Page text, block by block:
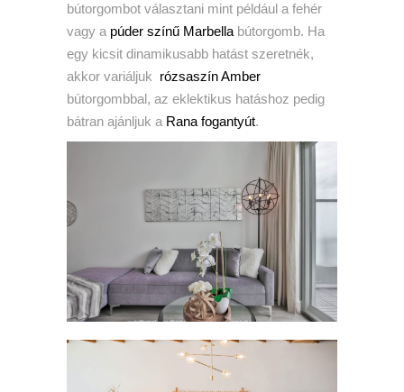
bútorgombot választani mint például a fehér
vagy a púder színű Marbella bútorgomb. Ha
egy kicsit dinamikusabb hatást szeretnék,
akkor variáljuk rózsaszín Amber
bútorgombbal, az eklektikus hatáshoz pedig
bátran ajánljuk a Rana fogantyút.